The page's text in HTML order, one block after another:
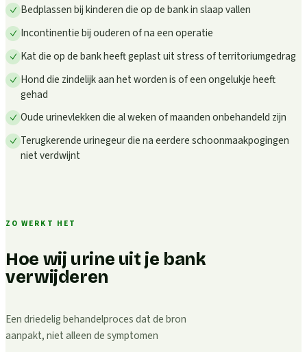
Bedplassen bij kinderen die op de bank in slaap vallen
Incontinentie bij ouderen of na een operatie
Kat die op de bank heeft geplast uit stress of territoriumgedrag
Hond die zindelijk aan het worden is of een ongelukje heeft
gehad
Oude urinevlekken die al weken of maanden onbehandeld zijn
Terugkerende urinegeur die na eerdere schoonmaakpogingen
niet verdwijnt
ZO WERKT HET
Hoe wij urine uit je bank
verwijderen
Een driedelig behandelproces dat de bron
aanpakt, niet alleen de symptomen